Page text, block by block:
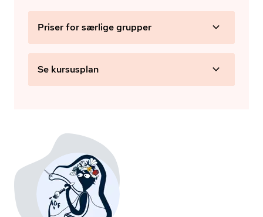
Priser for særlige grupper
Se kursusplan